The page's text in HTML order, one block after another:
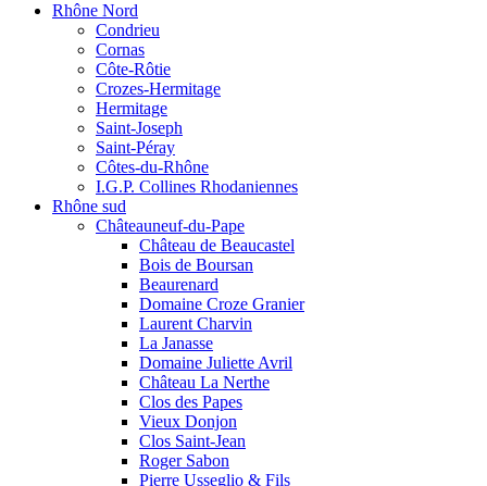
Rhône Nord
Condrieu
Cornas
Côte-Rôtie
Crozes-Hermitage
Hermitage
Saint-Joseph
Saint-Péray
Côtes-du-Rhône
I.G.P. Collines Rhodaniennes
Rhône sud
Châteauneuf-du-Pape
Château de Beaucastel
Bois de Boursan
Beaurenard
Domaine Croze Granier
Laurent Charvin
La Janasse
Domaine Juliette Avril
Château La Nerthe
Clos des Papes
Vieux Donjon
Clos Saint-Jean
Roger Sabon
Pierre Usseglio & Fils